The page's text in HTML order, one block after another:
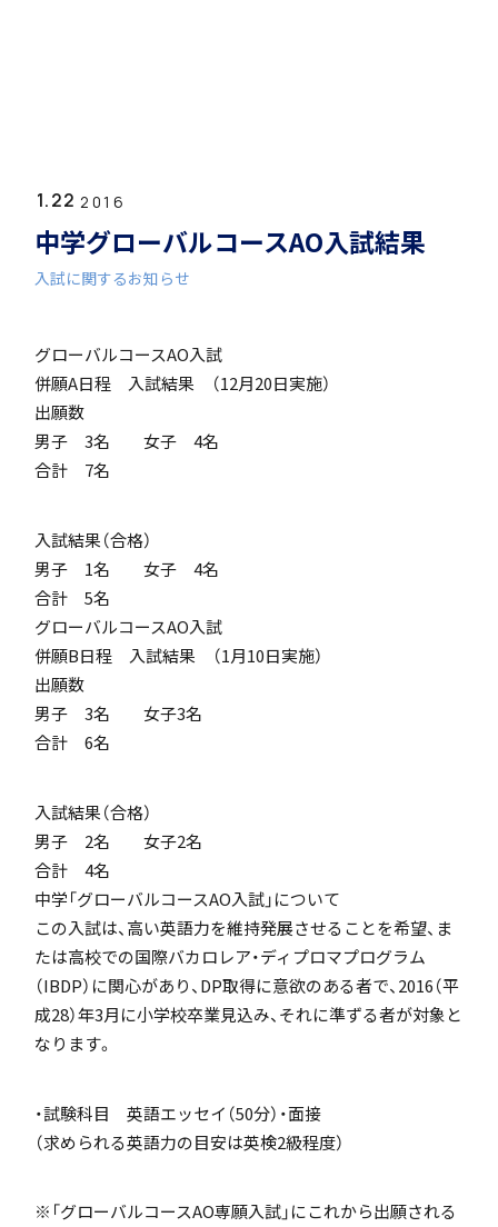
1.22 2016
中学グローバルコースAO入試結果
入試に関するお知らせ
グローバルコースAO入試
併願A日程 入試結果 （12月20日実施）
出願数
男子 3名 女子 4名
合計 7名
入試結果（合格）
男子 1名 女子 4名
合計 5名
グローバルコースAO入試
併願B日程 入試結果 （1月10日実施）
出願数
男子 3名 女子3名
合計 6名
入試結果（合格）
男子 2名 女子2名
合計 4名
中学「グローバルコースAO入試」について
この入試は、高い英語力を維持発展させることを希望、ま
たは高校での国際バカロレア・ディプロマプログラム
（IBDP）に関心があり、DP取得に意欲のある者で、2016（平
成28）年3月に小学校卒業見込み、それに準ずる者が対象と
なります。
・試験科目 英語エッセイ（50分）・面接
（求められる英語力の目安は英検2級程度）
※「グローバルコースAO専願入試」にこれから出願される
学校長挨拶
年間行事・課外活動
「SDGs」の取り組みについて
いじめ防止基本方針
特色
茗溪ジェネラルクラス（MG）